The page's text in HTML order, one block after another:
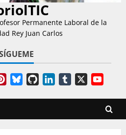
Permanente Laboral de la
Rey Juan Carlos
PinterestBlueskyGitHubLinkedInTumblr